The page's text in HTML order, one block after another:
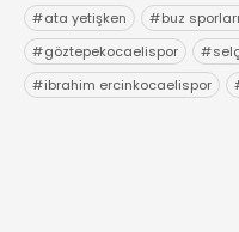
#ata yetişken #buz
#göztepekocaelispor #
#ibrahim ercinkocaelispor